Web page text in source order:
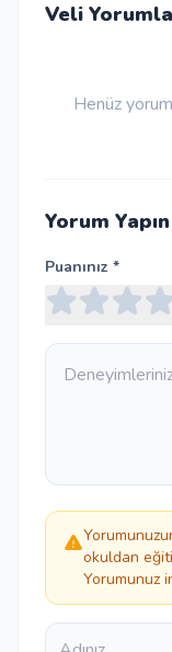
Veli
Henüz
Yorum Yapın
Puanınız *
okuldan
Yorumunuz